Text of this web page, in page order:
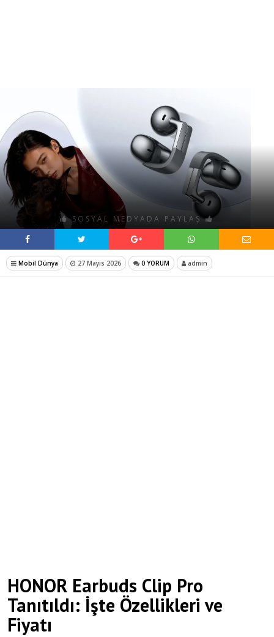
SOSYAL MEDYADA PAYLAŞ
Mobil Dünya 27 Mayıs 2026 0 YORUM admin
HONOR Earbuds Clip Pro
Tanıtıldı: İşte Özellikleri ve
Fiyatı